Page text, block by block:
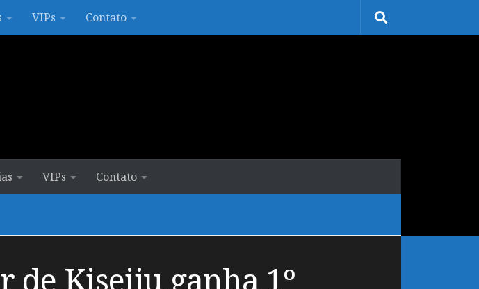
VIPs Contato
VIPs Contato
de Kiseiju ganha 1º